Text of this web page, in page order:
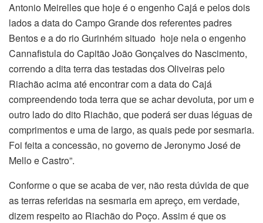
Antonio Meirelles que hoje é o engenho Cajá e pelos dois
lados a data do Campo Grande dos referentes padres
Bentos e a do rio Gurinhém situado hoje nela o engenho
Cannafistula do Capitão João Gonçalves do Nascimento,
correndo a dita terra das testadas dos Oliveiras pelo
Riachão acima até encontrar com a data do Cajá
compreendendo toda terra que se achar devoluta, por um e
outro lado do dito Riachão, que poderá ser duas léguas de
comprimentos e uma de largo, as quais pede por sesmaria.
Foi feita a concessão, no governo de Jeronymo José de
Mello e Castro”.
Conforme o que se acaba de ver, não resta dúvida de que
as terras referidas na sesmaria em apreço, em verdade,
dizem respeito ao Riachão do Poço. Assim é que os